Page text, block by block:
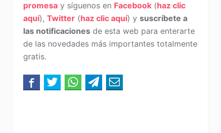
promesay síguenos en Facebook(haz clic
aquí), Twitter(haz clic aquí) y suscríbete a
las notificacionesde esta web para enterarte
de las novedades más importantes totalmente
gratis.